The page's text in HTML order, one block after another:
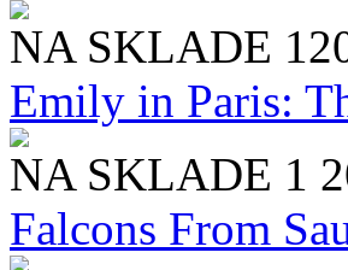
NA SKLADE
Emily in Paris:
NA SKLADE 1
Falcons From